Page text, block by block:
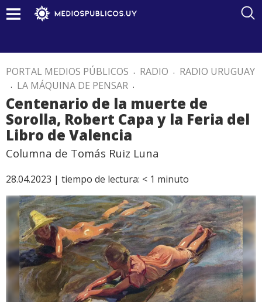
PORTAL MEDIOS PÚBLICOS . RADIO . RADIO URUGUAY
. LA MÁQUINA DE PENSAR .
Centenario de la muerte de
Sorolla, Robert Capa y la Feria del
Libro de Valencia
Columna de Tomás Ruiz Luna
28.04.2023 | tiempo de lectura: < 1 minuto